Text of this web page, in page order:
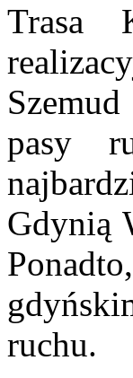
Trasa
pasy
Gdynią
ruchu.